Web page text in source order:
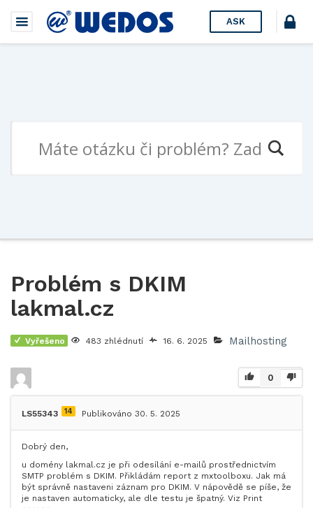
ASK
Problém s DKIM
lakmal.cz
Vyřešeno 483 zhlédnutí 16. 6. 2025 Mailhosting
0
LS55343 14 Publikováno 30. 5. 2025
Dobrý den,
u domény lakmal.cz je při odesílání e-mailů prostřednictvím
SMTP problém s DKIM. Přikládám report z mxtoolboxu. Jak má
být správně nastaveni záznam pro DKIM. V nápovědě se píše, že
je nastaven automaticky, ale dle testu je špatný. Viz Print